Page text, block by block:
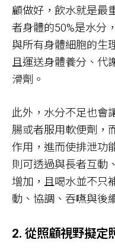
顧做好，飲水就是最
者身體的50%是水分
與所有身體細胞的生
且運送身體養分、代
滑劑。
此外，水分不足也會
腸或者服用軟便劑，
作用，進而使排泄功
則可透過與長者互動
增加，且喝水並不只
動、協調、吞嚥與後
2. 從照顧視野擬定